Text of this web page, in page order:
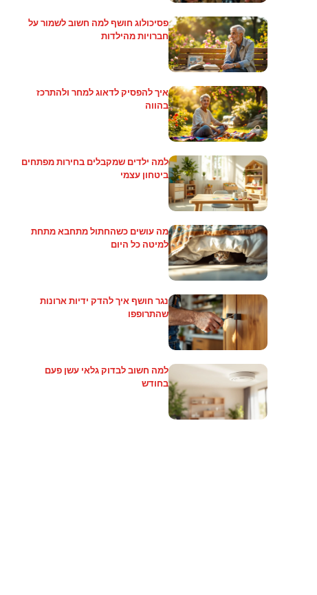
פסיכולוג חושף למה חשוב לשמור על
חברויות מהילדות
איך להפסיק לדאוג למחר ולהתרכז
בהווה
למה ילדים שמקבלים בחירות מפתחים
ביטחון עצמי
מה עושים כשהחתול מתחבא מתחת
למיטה כל היום
נגר חושף איך להדק ידיות ארונות
שהתרופפו
למה חשוב לבדוק גלאי עשן פעם
בחודש